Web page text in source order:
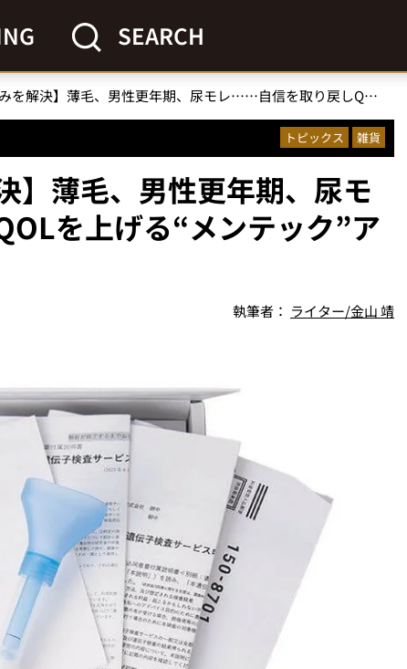
SEARCH
【男性のあの悩みを解決】薄毛、男性更年期、尿モレ……自信を取り戻しQOLを上げる“メンテック”アイテム6選
トピックス 雑貨
】薄毛、男性更年期、尿モ
を上げる“メンテック”ア
執筆者： ライター/金山 靖